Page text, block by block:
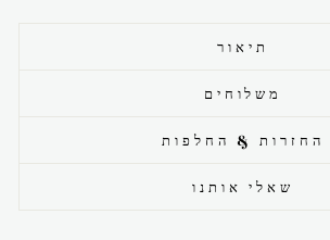
תיאור
משלוחים
החזרות & החלפות
שאלי אותנו